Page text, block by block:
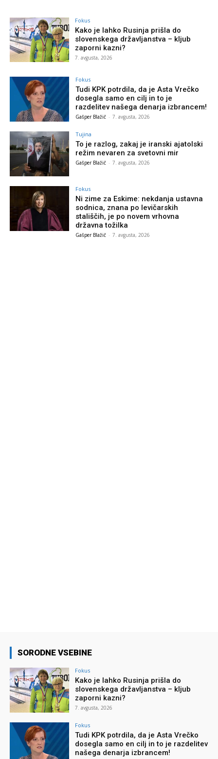
Fokus
Kako je lahko Rusinja prišla do
slovenskega državljanstva – kljub
zaporni kazni?
7. avgusta, 2026
Fokus
Tudi KPK potrdila, da je Asta Vrečko
dosegla samo en cilj in to je
razdelitev našega denarja izbrancem!
Gašper Blažič - 7. avgusta, 2026
Tujina
To je razlog, zakaj je iranski ajatolski
režim nevaren za svetovni mir
Gašper Blažič - 7. avgusta, 2026
Fokus
Ni zime za Eskime: nekdanja ustavna
sodnica, znana po levičarskih
stališčih, je po novem vrhovna
državna tožilka
Gašper Blažič - 7. avgusta, 2026
SORODNE VSEBINE
Fokus
Kako je lahko Rusinja prišla do
slovenskega državljanstva – kljub
zaporni kazni?
7. avgusta, 2026
Fokus
Tudi KPK potrdila, da je Asta Vrečko
dosegla samo en cilj in to je razdelitev
našega denarja izbrancem!